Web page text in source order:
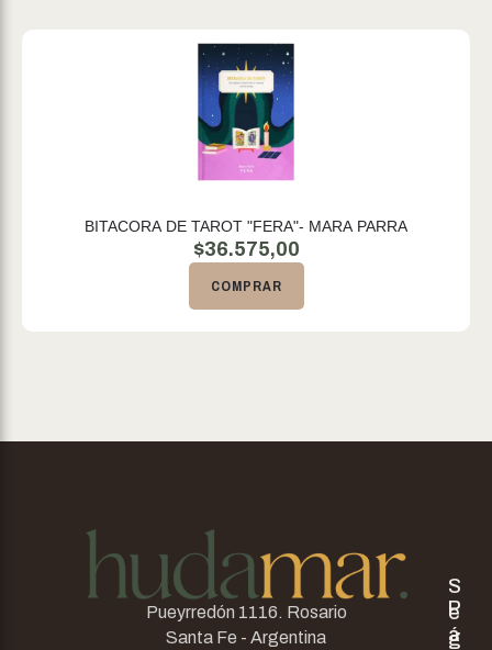
BITACORA DE TAROT "FERA"- MARA PARRA
$36.575,00
COMPRAR
Pueyrredón 1116. Rosario
Santa Fe - Argentina
P
á
S
e
g